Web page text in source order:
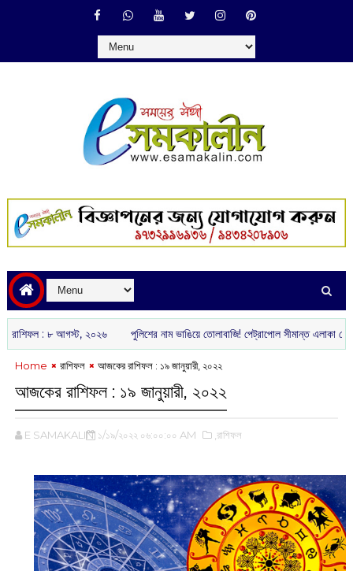
:‌ ‌‌৮ আগস্ট, ২০২৬ পুলিশের নাম ভাঙিয়ে তোলাবাজি! পেট্রাপোল সীমান্ত এলাকা থেকে
Home রাশিফল আজকের রাশিফল : ১৯ জানুয়ারী, ২০২২
আজকের রাশিফল : ১৯ জানুয়ারী, ২০২২
E SAMAKALIN ১/১৯/২০২২ ০৬:০০:০০ AM ,রাশিফল